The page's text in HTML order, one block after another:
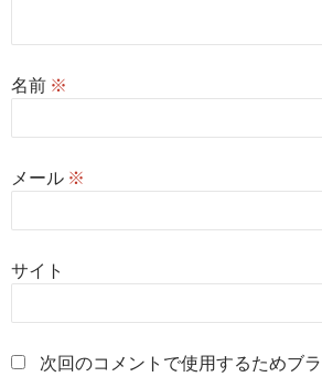
名前 ※
メール ※
サイト
次回のコメントで使用するためブ